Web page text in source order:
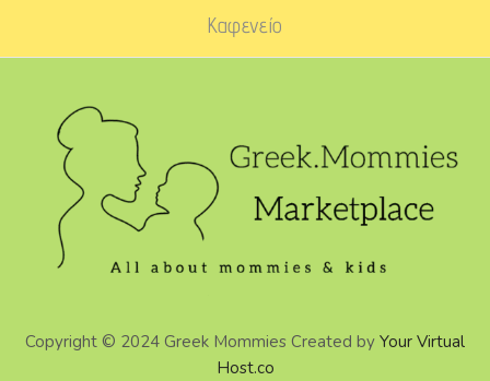
Καφενείο
Copyright © 2024 Greek Mommies Created by Your Virtual
Host.co